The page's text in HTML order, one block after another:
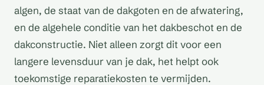
algen, de staat van de dakgoten en de afwatering,
en de algehele conditie van het dakbeschot en de
dakconstructie. Niet alleen zorgt dit voor een
langere levensduur van je dak, het helpt ook
toekomstige reparatiekosten te vermijden.